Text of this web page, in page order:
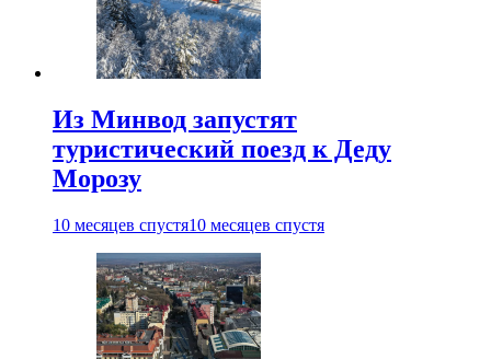
Из Минвод запустят
туристический поезд к Деду
Морозу
10 месяцев спустя10 месяцев спустя